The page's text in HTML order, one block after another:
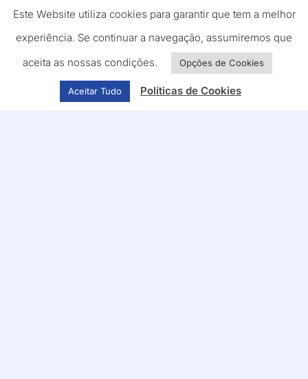
Este Website utiliza cookies para garantir que tem a melhor
experiência. Se continuar a navegação, assumiremos que
aceita as nossas condições.
Opções de Cookies
Aceitar Tudo Políticas de Cookies